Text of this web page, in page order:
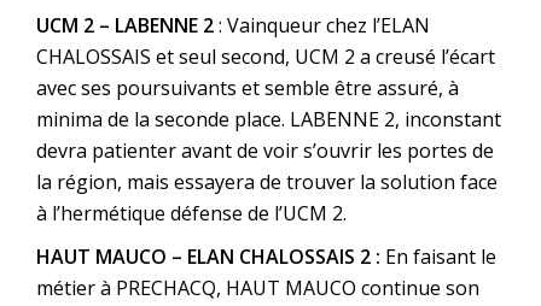
UCM 2 – LABENNE 2: Vainqueur chez l’ELAN
CHALOSSAIS et seul second, UCM 2 a creusé l’écart
avec ses poursuivants et semble être assuré, à
minima de la seconde place. LABENNE 2, inconstant
devra patienter avant de voir s’ouvrir les portes de
la région, mais essayera de trouver la solution face
à l’hermétique défense de l’UCM 2.
HAUT MAUCO – ELAN CHALOSSAIS 2 : En faisant le
métier à PRECHACQ, HAUT MAUCO continue son